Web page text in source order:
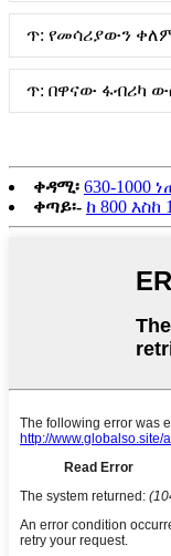
ጥ: የመሳሪያውን
ጥ: በዋናው ፋብሪካ
ቀዳሚ፡ 630-
ቀጣይ፡- ከ 800